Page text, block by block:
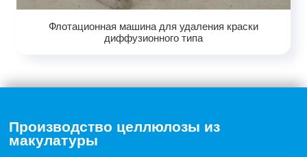
Флотационная машина для удаления краски
диффузионного типа
Производство целлюлозы из
макулатуры